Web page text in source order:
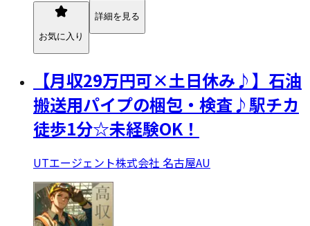
お気に入り
詳細を見る
【月収29万円可×土日休み♪】石油
搬送用パイプの梱包・検査♪駅チカ
徒歩1分☆未経験OK！
UTエージェント株式会社 名古屋AU